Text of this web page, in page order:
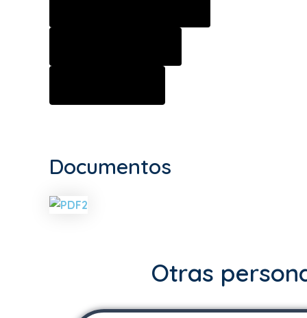
Documentos
Otras